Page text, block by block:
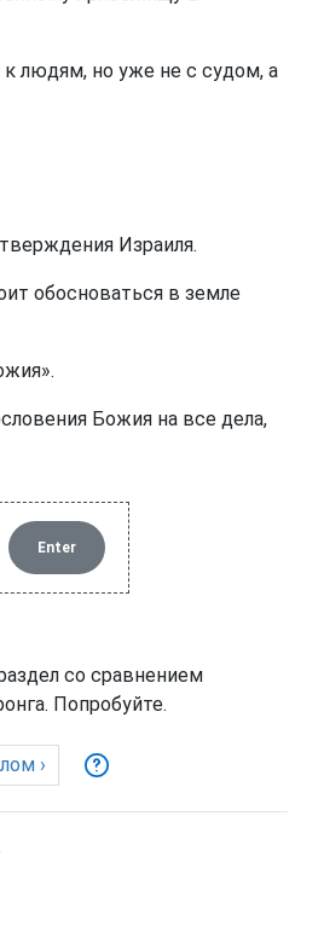
людям, но уже не с судом, а
Израиля.
обосноваться в земле
Божия на все дела,
Enter
со сравнением
Попробуйте.
›